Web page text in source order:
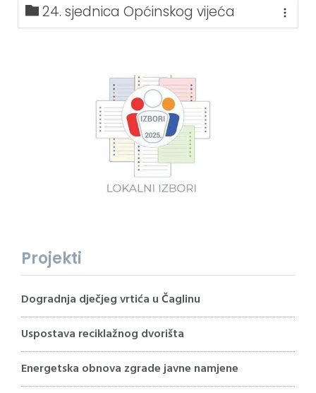
24. sjednica Općinskog vijeća
Projekti
Dogradnja dječjeg vrtića u Čaglinu
Uspostava reciklažnog dvorišta
Energetska obnova zgrade javne namjene